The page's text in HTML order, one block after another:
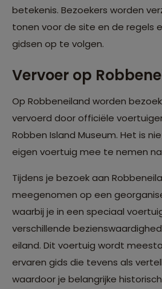
betekenis. Bezoekers worden
tonen voor de site en de regels
gidsen op te volgen.
Vervoer op
Op Robbeneiland worden
vervoerd door officiële
Robben Island Museum. Het is
eigen voertuig mee te nemen
Tijdens je bezoek aan
meegenomen op een
waarbij je in een speciaal
verschillende
eiland. Dit voertuig wordt
ervaren gids die tevens als
waardoor je belangrijke